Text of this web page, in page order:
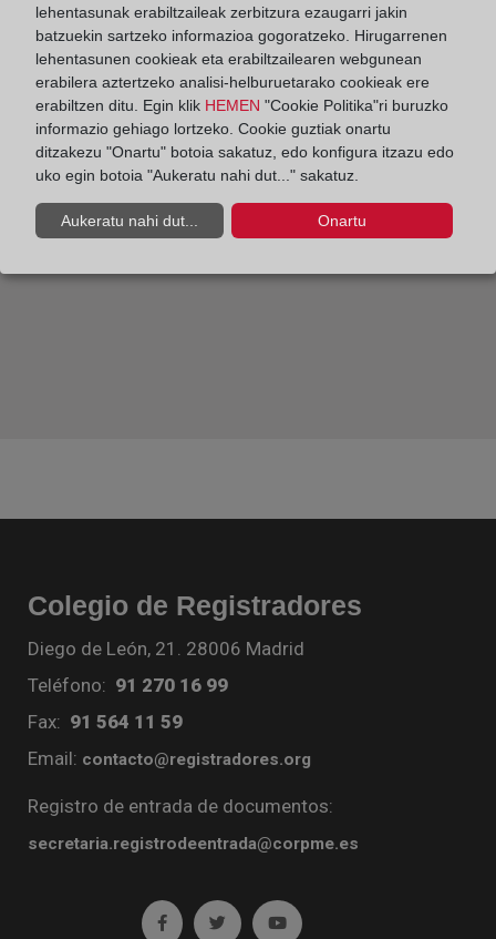
¿Qué documentos debo aportar al Registro para la
inscripción de una herencia?
Colegio de Registradores
Diego de León, 21. 28006 Madrid
Teléfono: 91 270 16 99
Fax: 91 564 11 59
Email: contacto@registradores.org
Registro de entrada de documentos:
secretaria.registrodeentrada@corpme.es
Ir a facebook (abre en ventana nueva)
Ir a twitter (abre en ventana nueva)
Ir a YouTube (abre en
lehentasunak erabiltzaileak zerbitzura ezaugarri jakin
batzuekin sartzeko informazioa gogoratzeko. Hirugarrenen
lehentasunen cookieak eta erabiltzailearen webgunean
erabilera aztertzeko analisi-helburuetarako cookieak ere
erabiltzen ditu. Egin klik HEMEN "Cookie Politika"ri buruzko
informazio gehiago lortzeko. Cookie guztiak onartu
ditzakezu "Onartu" botoia sakatuz, edo konfigura itzazu edo
uko egin botoia "Aukeratu nahi dut..." sakatuz.
Aukeratu nahi dut... Onartu